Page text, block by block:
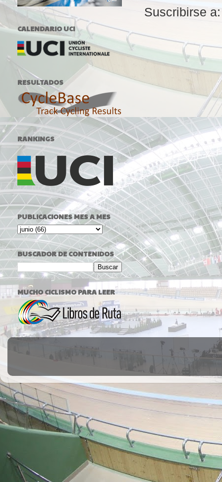
Suscribirse
CALENDARIO UCI
RESULTADOS
RANKINGS
PUBLICACIONES MES A MES
BUSCADOR DE CONTENIDOS
MUCHO CICLISMO PARA LEER